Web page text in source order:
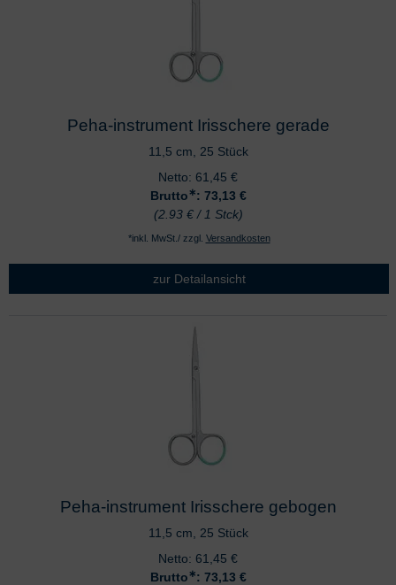
Peha-instrument Irisschere gerade
11,5 cm, 25 Stück
Netto: 61,45 €
Brutto∗: 73,13 €
(2.93 € / 1 Stck)
*inkl. MwSt./ zzgl. Versandkosten
zur Detailansicht
Peha-instrument Irisschere gebogen
11,5 cm, 25 Stück
Netto: 61,45 €
Brutto∗: 73,13 €